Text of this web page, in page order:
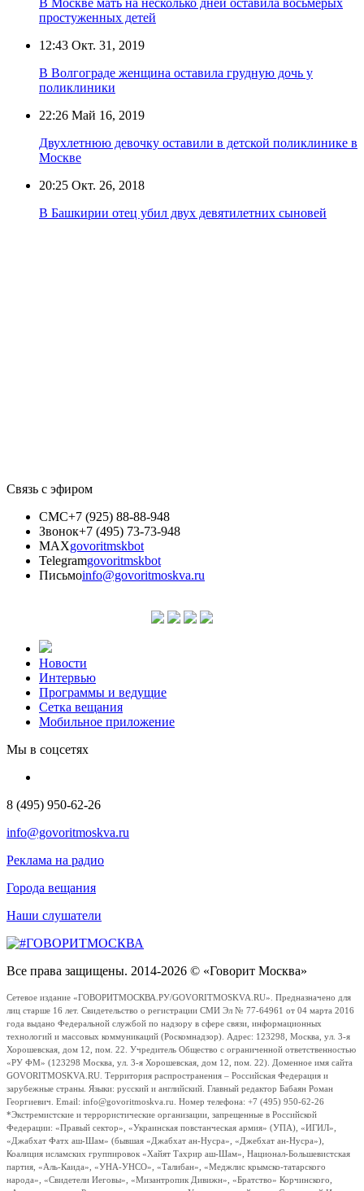
простуженных детей
12:43 Окт. 31, 2019
В Волгограде женщина оставила грудную дочь у
поликлиники
22:26 Май 16, 2019
Двухлетнюю девочку оставили в детской поликлинике в
Москве
20:25 Окт. 26, 2018
В Башкирии отец убил двух девятилетних сыновей
Связь с эфиром
СМС+7 (925) 88-88-948
Звонок+7 (495) 73-73-948
MAXgovoritmskbot
Telegramgovoritmskbot
Письмоinfo@govoritmoskva.ru
Новости
Интервью
Программы и ведущие
Сетка вещания
Мобильное приложение
Мы в соцсетях
8 (495) 950-62-26
info@govoritmoskva.ru
Реклама на радио
Города вещания
Наши слушатели
Все права защищены. 2014-2026 © «Говорит Москва»
Сетевое издание «ГОВОРИТМОСКВА.РУ/GOVORITMOSKVA.RU». Предназначено для
лиц старше 16 лет. Свидетельство о регистрации СМИ Эл № 77-64961 от 04 марта 2016
года выдано Федеральной службой по надзору в сфере связи, информационных
технологий и массовых коммуникаций (Роскомнадзор). Адрес: 123298, Москва, ул. 3-я
Хорошевская, дом 12, пом. 22. Учредитель Общество с ограниченной ответственностью
«РУ ФМ» (123298 Москва, ул. 3-я Хорошевская, дом 12, пом. 22). Доменное имя сайта
GOVORITMOSKVA.RU. Территория распространения – Российская Федерация и
зарубежные страны. Языки: русский и английский. Главный редактор Бабаян Роман
Георгиевич. Email: info@govoritmoskva.ru. Номер телефона: +7 (495) 950-62-26
*Экстремистские и террористические организации, запрещенные в Российской
Федерации: «Правый сектор», «Украинская повстанческая армия» (УПА), «ИГИЛ»,
«Джабхат Фатх аш-Шам» (бывшая «Джабхат ан-Нусра», «Джебхат ан-Нусра»),
Коалиция исламских группировок «Хайят Тахрир аш-Шам», Национал-Большевистская
партия, «Аль-Каида», «УНА-УНСО», «Талибан», «Меджлис крымско-татарского
народа», «Свидетели Иеговы», «Мизантропик Дивижн», «Братство» Корчинского,